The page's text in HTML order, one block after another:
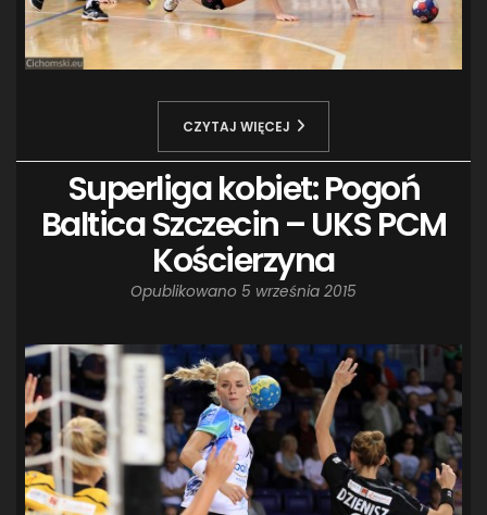
CZYTAJ WIĘCEJ
Superliga kobiet: Pogoń
Baltica Szczecin – UKS PCM
Kościerzyna
Opublikowano 5 września 2015